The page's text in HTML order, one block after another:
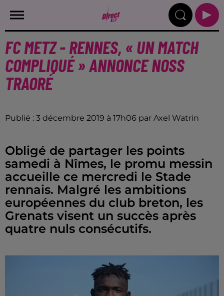
FC METZ - RENNES, « UN MATCH
COMPLIQUÉ » ANNONCE NOSS
TRAORÉ
Publié : 3 décembre 2019 à 17h06 par Axel Watrin
Obligé de partager les points
samedi à Nîmes, le promu messin
accueille ce mercredi le Stade
rennais. Malgré les ambitions
européennes du club breton, les
Grenats visent un succès après
quatre nuls consécutifs.